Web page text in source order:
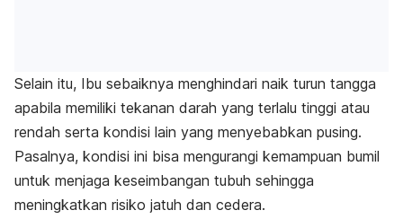
Selain itu, Ibu sebaiknya menghindari naik turun tangga
apabila memiliki tekanan darah yang terlalu tinggi atau
rendah serta kondisi lain yang menyebabkan pusing.
Pasalnya, kondisi ini bisa mengurangi kemampuan bumil
untuk menjaga keseimbangan tubuh sehingga
meningkatkan risiko jatuh dan cedera.